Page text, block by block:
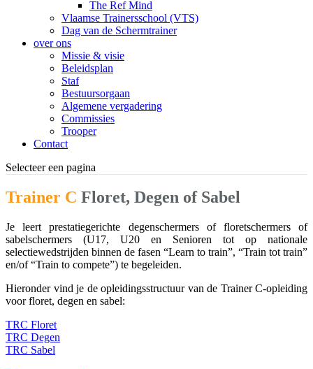
The Ref Mind
Vlaamse Trainersschool (VTS)
Dag van de Schermtrainer
over ons
Missie & visie
Beleidsplan
Staf
Bestuursorgaan
Algemene vergadering
Commissies
Trooper
Contact
Selecteer een pagina
Trainer C Floret, Degen of Sabel
Je leert prestatiegerichte degenschermers of floretschermers of
sabelschermers (U17, U20 en Senioren tot op nationale
selectiewedstrijden binnen de fasen “Learn to train”, “Train tot train”
en/of “Train to compete”) te begeleiden.
Hieronder vind je de opleidingsstructuur van de Trainer C-opleiding
voor floret, degen en sabel:
TRC Floret
TRC Degen
TRC Sabel